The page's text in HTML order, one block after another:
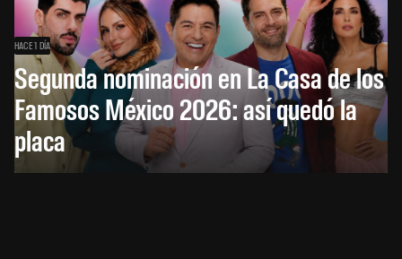
HACE 1 DÍA
Segunda nominación en La Casa de los
Famosos México 2026: así quedó la
placa